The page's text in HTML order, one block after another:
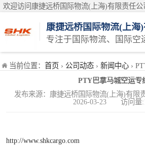
欢迎访问康捷远桥国际物流(上海)有限责任公
当前位置： 首页 › 公司动态 › 新闻中心 ›
PTY巴拿马城空运专
发布来源：康捷远桥国际物流(上海)有
2026-03-23 访问量
http://www.shkcargo.com
日本空运
韩国空运
印度空运